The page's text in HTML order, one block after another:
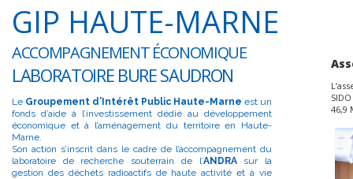
GIP HAUTE-MARNE
ACCOMPAGNEMENT ÉCONOMIQUE
LABORATOIRE BURE SAUDRON
Le Groupement d’Intérêt Public Haute-Marne est un
fonds d’aide à l’investissement dédié au développement
économique et à l’aménagement du territoire en Haute-
Marne.
Son action s’inscrit dans le cadre de l’accompagnement du
laboratoire de recherche souterrain de l’ANDRAsur la
gestion des déchets radioactifs de haute activité et à vie
46,9